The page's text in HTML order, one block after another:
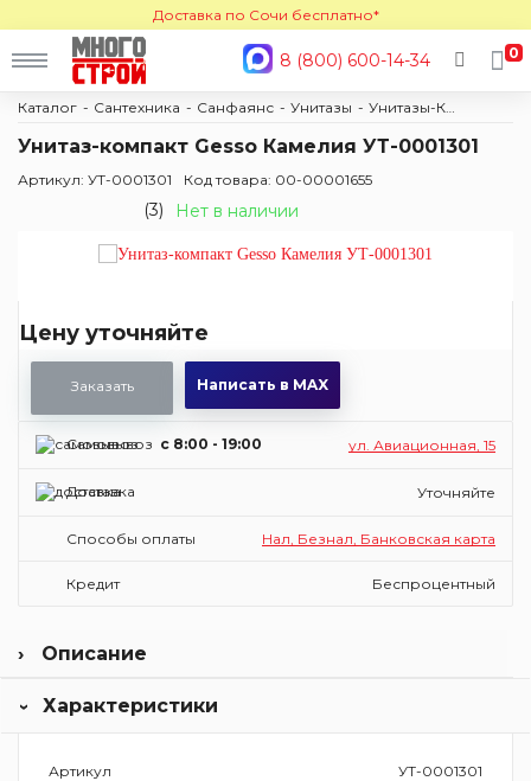
Доставка по Сочи бесплатно*
8 (800) 600-14-34 0
Каталог Сантехника Санфаянс Унитазы
Унитаз-компакт Gesso Камелия УТ-0001301
Артикул: УТ-0001301 Код товара: 00-00001655
(3) Нет в наличии
Цену уточняйте
Заказать Написать в MAX
Самовывоз c 8:00 - 19:00 ул. Авиационная, 15
Доставка Уточняйте
Способы оплаты Нал, Безнал, Банковская карта
Кредит Беспроцентный
Описание
сиденьем,креплением в пол и арматурой, это все унитаз
Торговая марка Gesso – часть ОАО «Волгоградский
Характеристики
Артикул УТ-0001301